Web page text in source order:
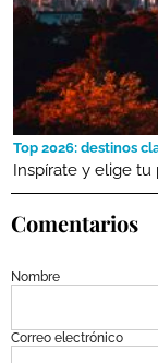
Top 2026: destinos
Inspírate y elige tu
Comentarios
Nombre
Correo electrónico